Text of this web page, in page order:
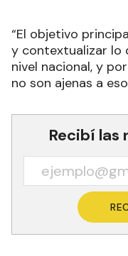
“El objetivo
y contextualizar lo
nivel nacional, y
no son ajenas a
Recibí las